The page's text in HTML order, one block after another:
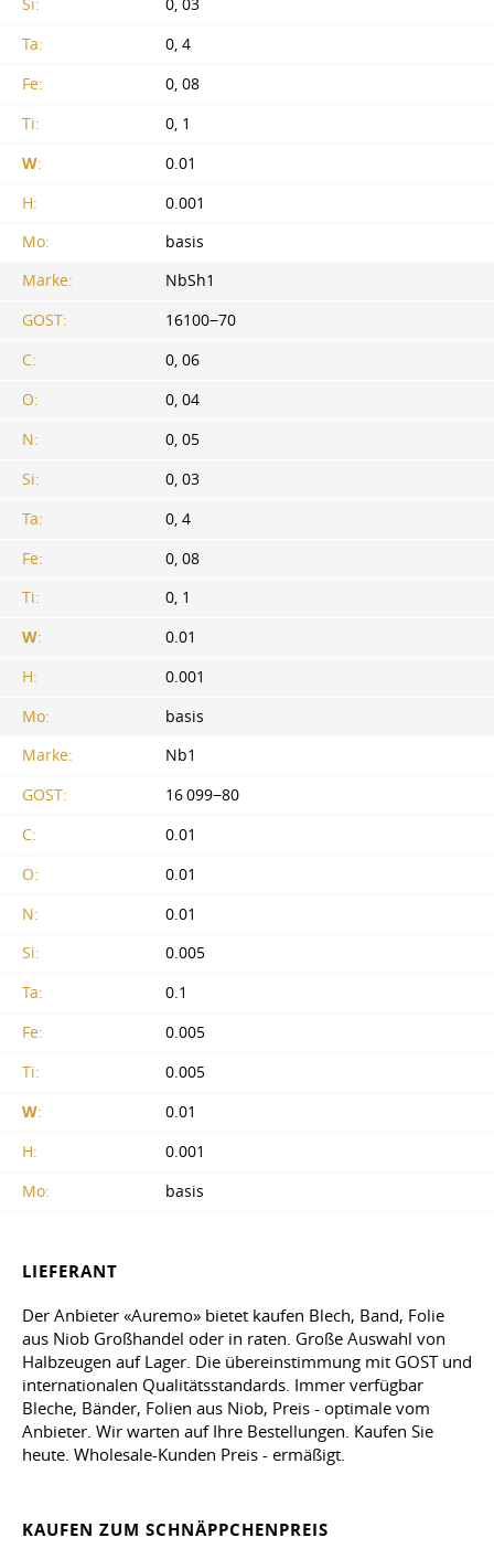
Si:
0, 03
Ta:
0, 4
Fe:
0, 08
Ti:
0, 1
W:
0.01
H:
0.001
Mo:
basis
Marke:
NbSh1
GOST:
16100−70
C:
0, 06
O:
0, 04
N:
0, 05
Si:
0, 03
Ta:
0, 4
Fe:
0, 08
Ti:
0, 1
W:
0.01
H:
0.001
Mo:
basis
Marke:
Nb1
GOST:
16 099−80
C:
0.01
O:
0.01
N:
0.01
Si:
0.005
Ta:
0.1
Fe:
0.005
Ti:
0.005
W:
0.01
H:
0.001
Mo:
basis
LIEFERANT
Der Anbieter «Auremo» bietet kaufen Blech, Band, Folie
aus Niob Großhandel oder in raten. Große Auswahl von
Halbzeugen auf Lager. Die übereinstimmung mit GOST und
internationalen Qualitätsstandards. Immer verfügbar
Bleche, Bänder, Folien aus Niob, Preis - optimale vom
Anbieter. Wir warten auf Ihre Bestellungen. Kaufen Sie
heute. Wholesale-Kunden Preis - ermäßigt.
KAUFEN ZUM SCHNÄPPCHENPREIS